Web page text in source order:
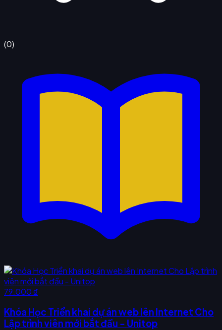
(0)
79.000 ₫
Khóa Học Triển khai dự án web lên Internet Cho
Lập trình viên mới bắt đầu - Unitop